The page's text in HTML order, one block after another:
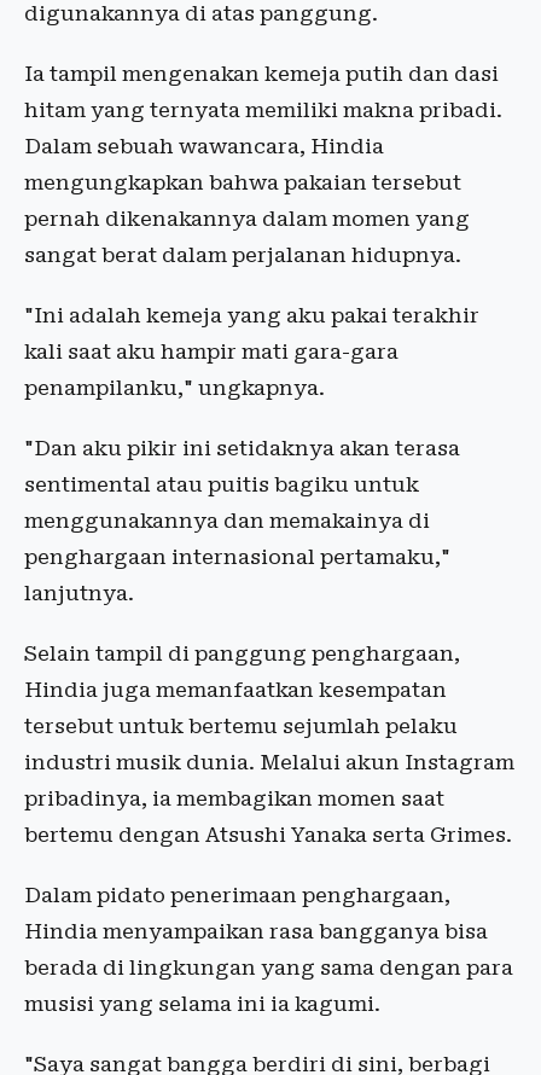
digunakannya di atas panggung.
Ia tampil mengenakan kemeja putih dan dasi
hitam yang ternyata memiliki makna pribadi.
Dalam sebuah wawancara, Hindia
mengungkapkan bahwa pakaian tersebut
pernah dikenakannya dalam momen yang
sangat berat dalam perjalanan hidupnya.
"Ini adalah kemeja yang aku pakai terakhir
kali saat aku hampir mati gara-gara
penampilanku," ungkapnya.
"Dan aku pikir ini setidaknya akan terasa
sentimental atau puitis bagiku untuk
menggunakannya dan memakainya di
penghargaan internasional pertamaku,"
lanjutnya.
Selain tampil di panggung penghargaan,
Hindia juga memanfaatkan kesempatan
tersebut untuk bertemu sejumlah pelaku
industri musik dunia. Melalui akun Instagram
pribadinya, ia membagikan momen saat
bertemu dengan Atsushi Yanaka serta Grimes.
Dalam pidato penerimaan penghargaan,
Hindia menyampaikan rasa bangganya bisa
berada di lingkungan yang sama dengan para
musisi yang selama ini ia kagumi.
"Saya sangat bangga berdiri di sini, berbagi